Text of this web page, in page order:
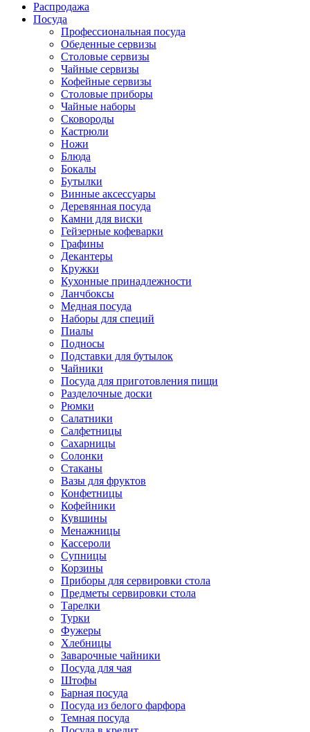
Распродажа
Посуда
Профессиональная посуда
Обеденные сервизы
Столовые сервизы
Чайные сервизы
Кофейные сервизы
Столовые приборы
Чайные наборы
Сковороды
Кастрюли
Ножи
Блюда
Бокалы
Бутылки
Винные аксессуары
Деревянная посуда
Камни для виски
Гейзерные кофеварки
Графины
Декантеры
Кружки
Кухонные принадлежности
Ланчбоксы
Медная посуда
Наборы для специй
Пиалы
Подносы
Подставки для бутылок
Чайники
Посуда для приготовления пищи
Разделочные доски
Рюмки
Салатники
Салфетницы
Сахарницы
Солонки
Стаканы
Вазы для фруктов
Конфетницы
Кофейники
Кувшины
Менажницы
Кассероли
Супницы
Корзины
Приборы для сервировки стола
Предметы сервировки стола
Тарелки
Турки
Фужеры
Хлебницы
Заварочные чайники
Посуда для чая
Штофы
Барная посуда
Посуда из белого фарфора
Темная посуда